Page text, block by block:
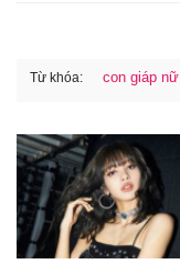
Từ khóa: con giáp nữ